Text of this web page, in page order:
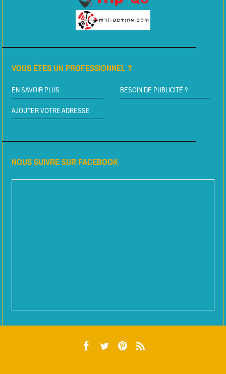
VOUS ÊTES UN PROFESSIONNEL ?
EN SAVOIR PLUS BESOIN DE PUBLICITÉ ?
AJOUTER VOTRE ADRESSE
NOUS SUIVRE SUR FACEBOOK